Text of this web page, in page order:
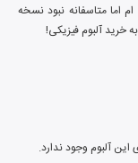
های علیرضا قربانی رو از سایت شما خریده ام اما متاسفانه نبود نسخه